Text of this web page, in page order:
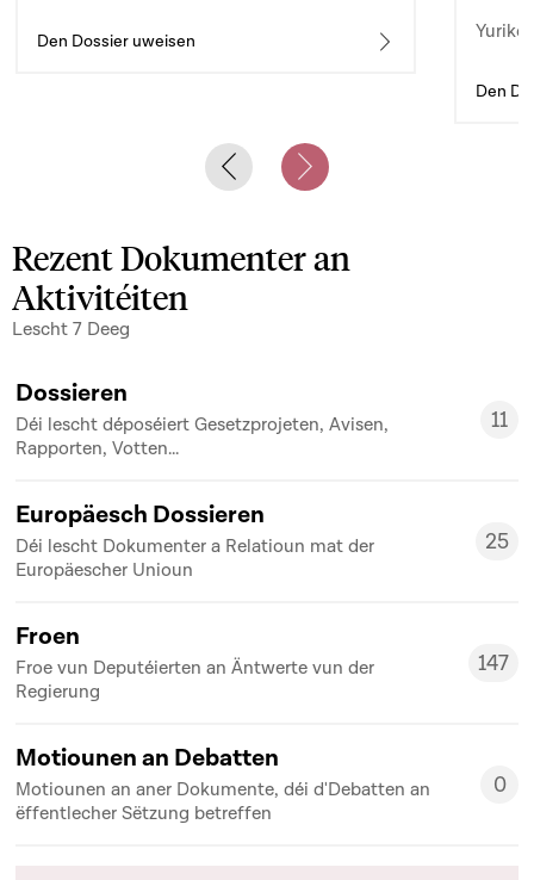
Den Dossier uweisen Yuriko
Den
Previous slideNext slide
Rezent Dokumenter an
Aktivitéiten
Lescht 7 Deeg
Dossieren
Déi lescht déposéiert Gesetzprojeten, Avisen,
Rapporten, Votten...
11
11
Europäesch Dossieren
Déi lescht Dokumenter a Relatioun mat der
Europäescher Unioun
25
25
Froen
Froe vun Deputéierten an Äntwerte vun der
Regierung
147
147
Motiounen an Debatten
Motiounen an aner Dokumente, déi d'Debatten an
ëffentlecher Sëtzung betreffen
0
0